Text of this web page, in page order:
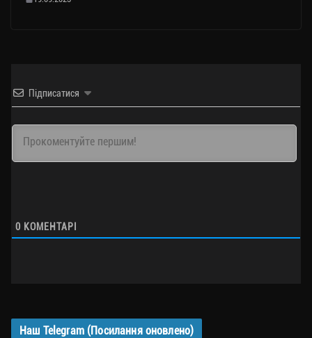
Підписатися
0 КОМЕНТАРІ
Наш Telegram (Посилання оновлено)